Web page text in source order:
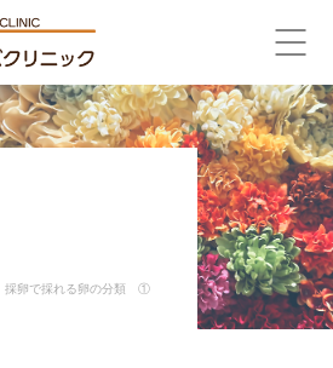
採卵で採れる卵の分類 ①